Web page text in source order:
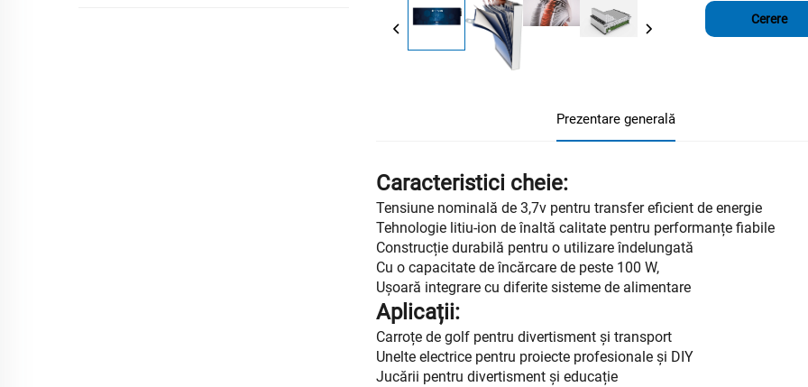
Cerere
Prezentare generală
Caracteristici cheie:
Tensiune nominală de 3,7v pentru transfer eficient de energie
Tehnologie litiu-ion de înaltă calitate pentru performanțe fiabile
Construcție durabilă pentru o utilizare îndelungată
Cu o capacitate de încărcare de peste 100 W,
Ușoară integrare cu diferite sisteme de alimentare
Aplicații:
Carroțe de golf pentru divertisment și transport
Unelte electrice pentru proiecte profesionale și DIY
Jucării pentru divertisment și educație